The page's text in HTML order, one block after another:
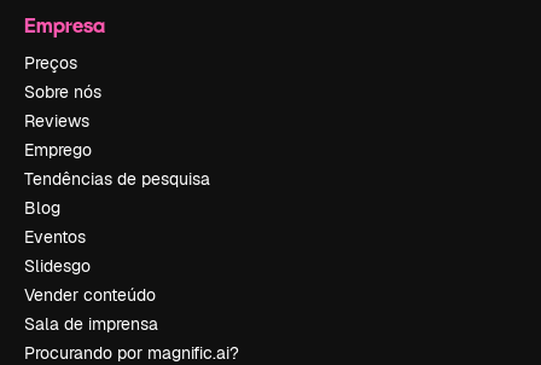
Empresa
Preços
Sobre nós
Reviews
Emprego
Tendências de pesquisa
Blog
Eventos
Slidesgo
Vender conteúdo
Sala de imprensa
Procurando por magnific.ai?